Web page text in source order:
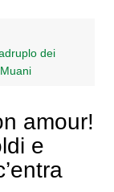
dei
amour!
e